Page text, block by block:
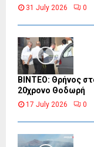
31 July 2026 0
ΒΙΝΤΕΟ: Θρήνος
20χρονο Θοδωρή
17 July 2026 0